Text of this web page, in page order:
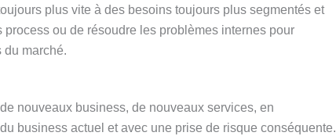
plus vite à des besoins toujours plus segmentés et
ou de résoudre les problèmes internes pour
du marché.
nouveaux business, de nouveaux services, en
business actuel et avec une prise de risque conséquente.